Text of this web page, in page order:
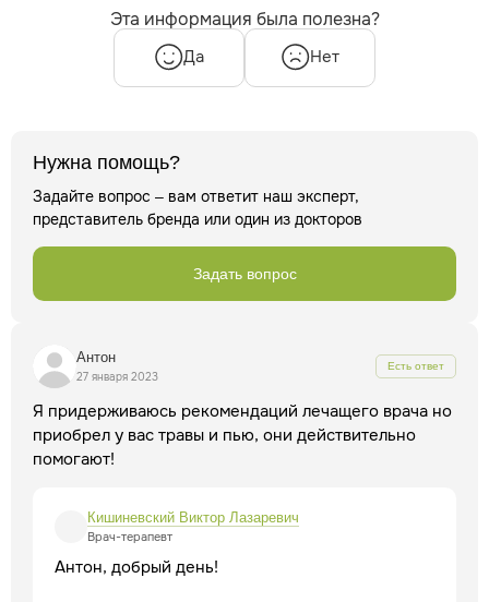
Эта информация была полезна?
Да Нет
Антон
27 января 2023
Есть ответ
Я придерживаюсь рекомендаций лечащего врача но
приобрел у вас травы и пью, они действительно
помогают!
Кишиневский Виктор Лазаревич
Врач-терапевт
Антон, добрый день!
Нужна помощь?
Задайте вопрос – вам ответит наш эксперт,
представитель бренда или один из докторов
Задать вопрос